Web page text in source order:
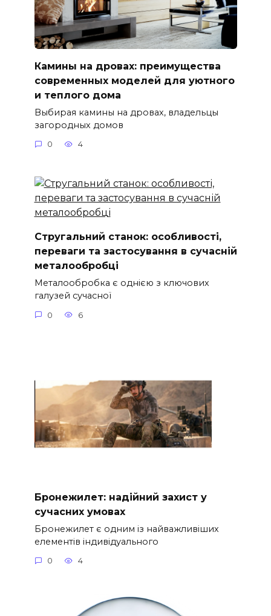
Камины на дровах: преимущества
современных моделей для уютного
и теплого дома
Выбирая камины на дровах, владельцы
загородных домов
0 4
Стругальний станок: особливості,
переваги та застосування в сучасній
металообробці
Металообробка є однією з ключових
галузей сучасної
0 6
Бронежилет: надійний захист у
сучасних умовах
Бронежилет є одним із найважливіших
елементів індивідуального
0 4